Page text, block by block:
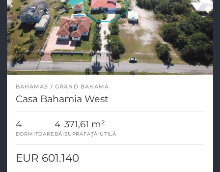
BAHAMAS GRAND BAHAMA
Casa Bahamia West
4
DORMITOARE
4
BĂI
371,61 m²
SUPRAFAȚĂ UTILĂ
EUR 601.140